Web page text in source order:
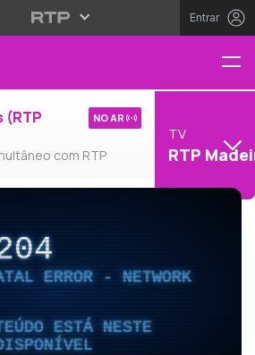
Entrar
(RTP
com RTP
NO AR
TV
RTP
ERROR - NETWORK
ESTÁ NESTE